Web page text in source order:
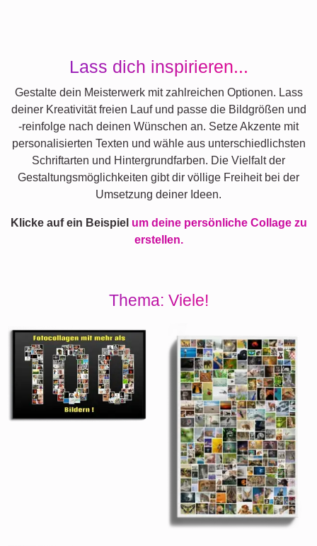
Lass dich inspirieren...
Gestalte dein Meisterwerk mit zahlreichen Optionen. Lass
deiner Kreativität freien Lauf und passe die Bildgrößen und
-reinfolge nach deinen Wünschen an. Setze Akzente mit
personalisierten Texten und wähle aus unterschiedlichsten
Schriftarten und Hintergrundfarben. Die Vielfalt der
Gestaltungsmöglichkeiten gibt dir völlige Freiheit bei der
Umsetzung deiner Ideen.
Klicke auf ein Beispiel um deine persönliche Collage zu
erstellen.
Thema: Viele!